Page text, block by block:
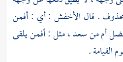
. قال الأخفش : أي : أفمن
أم من سعد ، مثل : أفمن يلقى
القيامة .